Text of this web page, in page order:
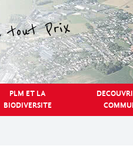
PLM ET LA
BIODIVERSITE